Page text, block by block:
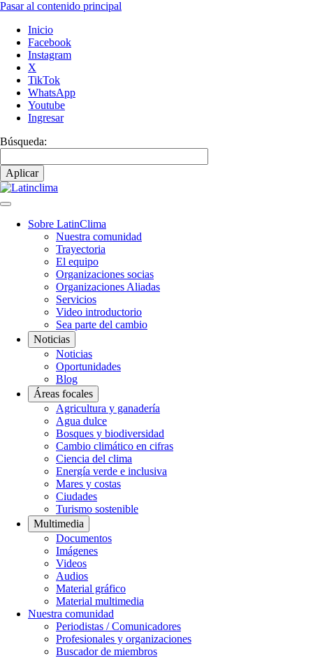
Pasar al contenido principal
Inicio
Facebook
Instagram
X
TikTok
WhatsApp
Youtube
Ingresar
Búsqueda:
Navegación
Sobre LatinClima
Nuestra comunidad
Trayectoria
El equipo
Organizaciones socias
Organizaciones Aliadas
Servicios
Video introductorio
Sea parte del cambio
Noticias
Noticias
Oportunidades
Blog
Áreas focales
Agricultura y ganadería
Agua dulce
Bosques y biodiversidad
Cambio climático en cifras
Ciencia del clima
Energía verde e inclusiva
Mares y costas
Ciudades
Turismo sostenible
Multimedia
Documentos
Imágenes
Videos
Audios
Material gráfico
Material multimedia
Nuestra comunidad
Periodistas / Comunicadores
Profesionales y organizaciones
Buscador de miembros